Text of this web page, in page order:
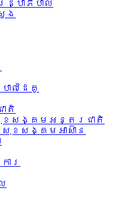
ដ្ឋាភិបាល
ង
ាលដៃគូ
តិ
ខសង្គមអន្តរជាតិ
ខសង្គមអាស៊ាន​
ារ